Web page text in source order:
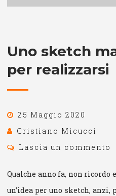
Uno sketch
per realizzarsi
25 Maggio 2020
Cristiano Micucci
Lascia un commento
Qualche anno fa, non ricordo
un’idea per uno sketch,